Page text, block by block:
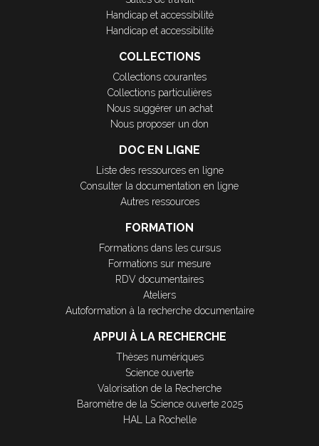
Handicap et accessibilité
Handicap et accessibilité
COLLECTIONS
Collections courantes
Collections particulières
Nous suggérer un achat
Nous proposer un don
DOC EN LIGNE
Liste des ressources en ligne
Consulter la documentation en ligne
Autres ressources
FORMATION
Formations dans les cursus
Formations sur mesure
RDV documentaires
Ateliers
Autoformation à la recherche documentaire
APPUI À LA RECHERCHE
Thèses numériques
Science ouverte
Valorisation de la Recherche
Baromètre de la Science ouverte 2025
HAL La Rochelle